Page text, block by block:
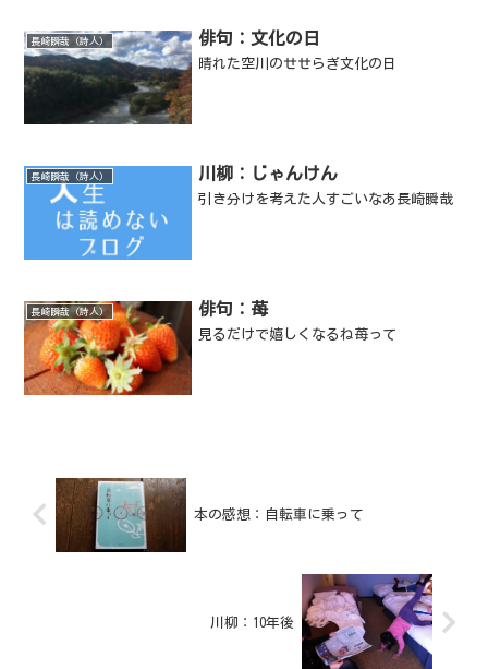
長崎瞬哉（詩人） 俳句：文化の日
晴れた空川のせせらぎ文化の日
長崎瞬哉（詩人） 川柳：じゃんけん
引き分けを考えた人すごいなあ長崎瞬哉
長崎瞬哉（詩人） 俳句：苺
見るだけで嬉しくなるね苺って
本の感想：自転車に乗って
川柳：10年後